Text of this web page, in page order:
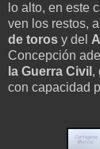
lo alto, en este
ven los restos,
de toros y del
Concepción
la Guerra Civil ,
con capacidad